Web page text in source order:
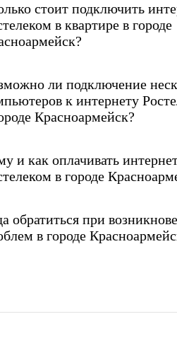
стоит подключить
в квартире в городе
ли подключение
к интернету
Красноармейск?
и как оплачивать
в городе
обратиться при
в городе